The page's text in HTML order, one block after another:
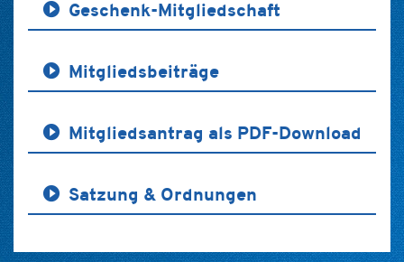
Geschenk-Mitgliedschaft
Mitgliedsbeiträge
Mitgliedsantrag als PDF-Download
Satzung & Ordnungen